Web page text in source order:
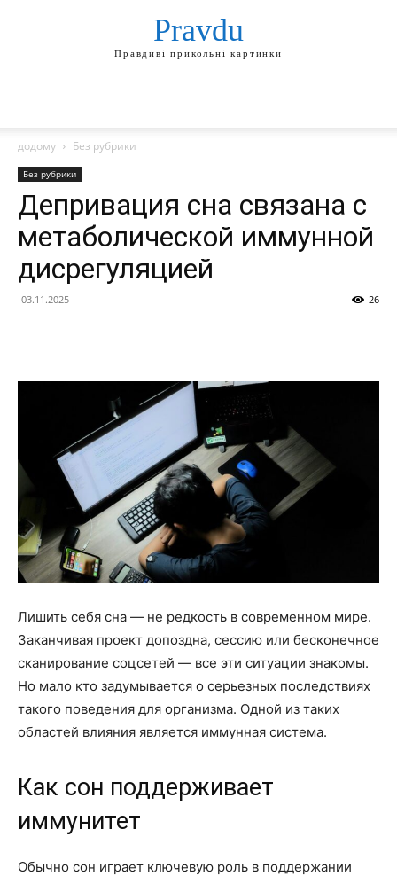
Pravdu
Правдиві прикольні картинки
додому Без рубрики
Без рубрики
Депривация сна связана с
метаболической иммунной
дисрегуляцией
03.11.2025 26
Лишить себя сна — не редкость в современном мире.
Заканчивая проект допоздна, сессию или бесконечное
сканирование соцсетей — все эти ситуации знакомы.
Но мало кто задумывается о серьезных последствиях
такого поведения для организма. Одной из таких
областей влияния является иммунная система.
Как сон поддерживает
иммунитет
Обычно сон играет ключевую роль в поддержании